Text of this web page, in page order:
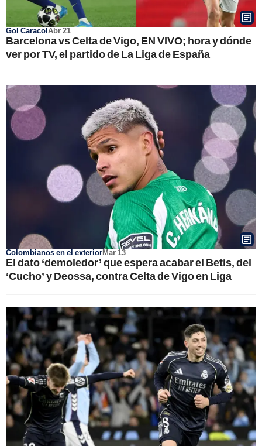
Gol CaracolAbr 21
Barcelona vs Celta de Vigo, EN VIVO; hora y dónde
ver por TV, el partido de La Liga de España
Colombianos en el exteriorMar 13
El dato ‘demoledor’ que espera acabar el Betis, del
‘Cucho’ y Deossa, contra Celta de Vigo en Liga